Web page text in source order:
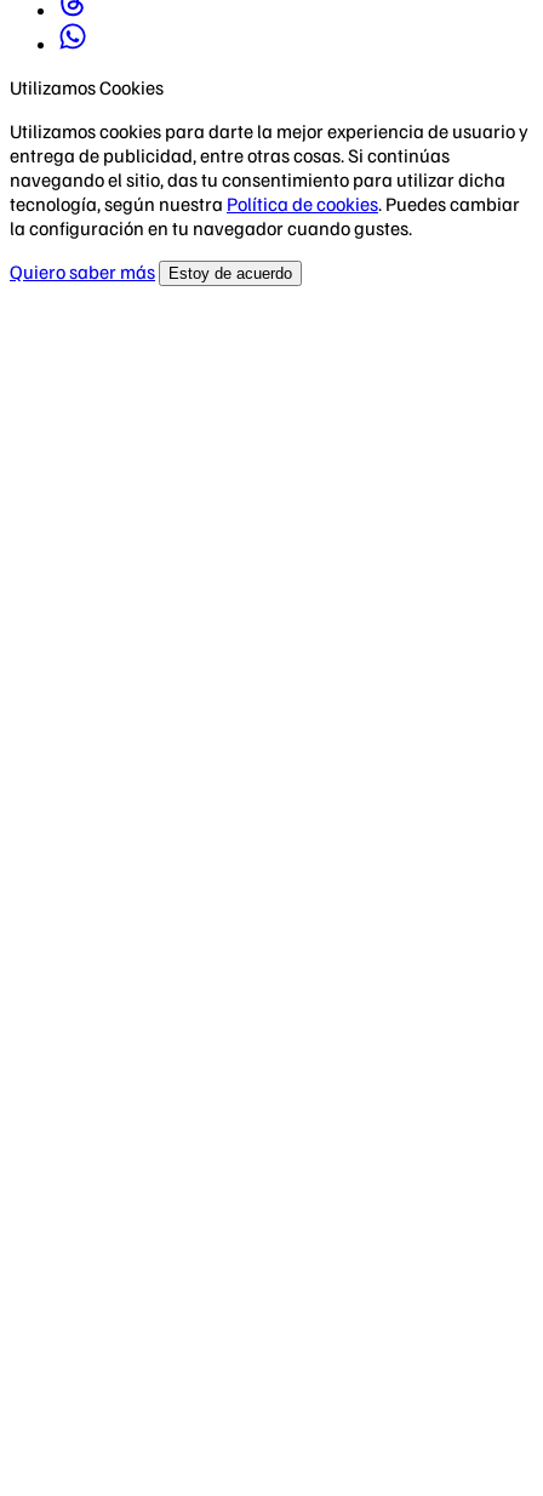
Utilizamos Cookies
Utilizamos cookies para darte la mejor experiencia de usuario y
entrega de publicidad, entre otras cosas. Si continúas
navegando el sitio, das tu consentimiento para utilizar dicha
tecnología, según nuestra Política de cookies. Puedes cambiar
la configuración en tu navegador cuando gustes.
Quiero saber más
Estoy de acuerdo